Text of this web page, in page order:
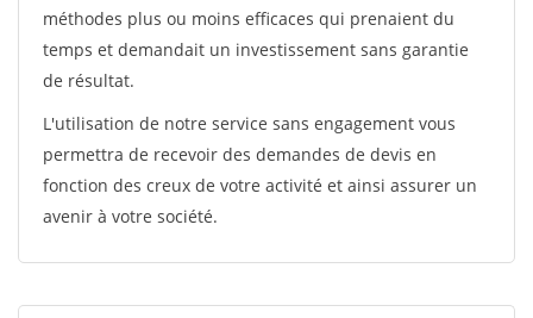
méthodes plus ou moins efficaces qui prenaient du
temps et demandait un investissement sans garantie
de résultat.
L'utilisation de notre service sans engagement vous
permettra de recevoir des demandes de devis en
fonction des creux de votre activité et ainsi assurer un
avenir à votre société.